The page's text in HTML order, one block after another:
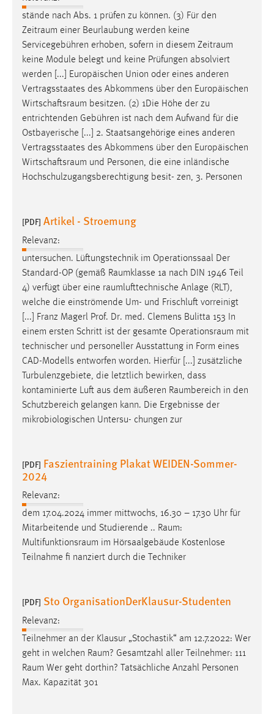
stände nach Abs. 1 prüfen zu können. (3) Für den
Zeitraum einer Beurlaubung werden keine
Servicegebühren erhoben, sofern in diesem Zeitraum
keine Module belegt und keine Prüfungen absolviert
werden [...] Europäischen Union oder eines anderen
Vertragsstaates des Abkommens über den Europäischen
Wirtschaftsraum besitzen. (2) 1Die Höhe der zu
entrichtenden Gebühren ist nach dem Aufwand für die
Ostbayerische [...] 2. Staatsangehörige eines anderen
Vertragsstaates des Abkommens über den Europäischen
Wirtschaftsraum und Personen, die eine inländische
Hochschulzugangsberechtigung besit- zen, 3. Personen
[PDF] Artikel - Stroemung
Relevanz:
untersuchen. Lüftungstechnik im Operationssaal Der
Standard-OP (gemäß Raumklasse 1a nach DIN 1946 Teil
4) verfügt über eine raumlufttechnische Anlage (RLT),
welche die einströmende Um- und Frischluft vorreinigt
[...] Franz Magerl Prof. Dr. med. Clemens Bulitta 153 In
einem ersten Schritt ist der gesamte Operationsraum mit
technischer und personeller Ausstattung in Form eines
CAD-Modells entworfen worden. Hierfür [...] zusätzliche
Turbulenzgebiete, die letztlich bewirken, dass
kontaminierte Luft aus dem äußeren Raumbereich in den
Schutzbereich gelangen kann. Die Ergebnisse der
mikrobiologischen Untersu- chungen zur
[PDF] Faszientraining Plakat WEIDEN-Sommer-
2024
Relevanz:
dem 17.04.2024 immer mittwochs, 16.30 – 17.30 Uhr für
Mitarbeitende und Studierende .. Raum:
Multifunktionsraum im Hörsaalgebäude Kostenlose
Teilnahme fi nanziert durch die Techniker
[PDF] Sto OrganisationDerKlausur-Studenten
Relevanz:
Teilnehmer an der Klausur „Stochastik“ am 12.7.2022: Wer
geht in welchen Raum? Gesamtzahl aller Teilnehmer: 111
Raum Wer geht dorthin? Tatsächliche Anzahl Personen
Max. Kapazität 301
EXTERNE MEDIEN
Um Inhalte von Videoplattformen und Social Media
Plattformen anzeigen zu können, werden von diesen
externen Medien Cookies gesetzt.
YouTube
Vimeo